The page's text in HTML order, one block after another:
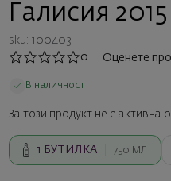
Галисия 2015
sku: 100403
0
Оценете
В наличност
За този продукт не е активна
1 БУТИЛКА 750 МЛ